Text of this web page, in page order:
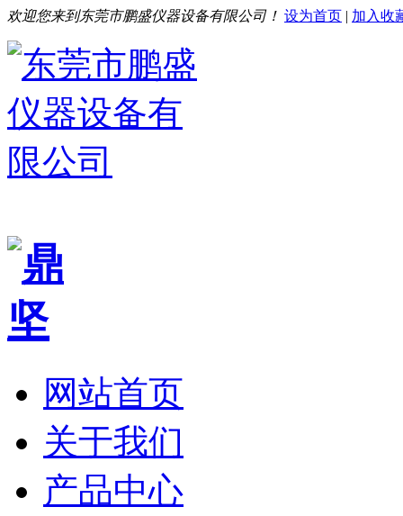
欢迎您来到东莞市鹏盛仪器设备有限公司！ 设为首页 | 加入收
网站首页
关于我们
产品中心